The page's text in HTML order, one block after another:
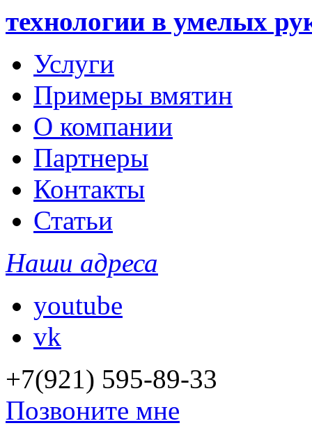
технологии в умелых
Услуги
Примеры вмятин
О компании
Партнеры
Контакты
Статьи
Наши адреса
youtube
vk
+7(921) 595-89-33
Позвоните мне